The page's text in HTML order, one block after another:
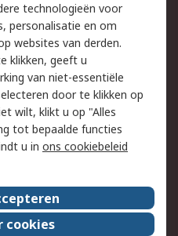
Email veiligheid
Websitevoorwaarden
Over ons
technologieën voor
personalisatie en om
websites van derden.
klikken, geeft u
van niet-essentiële
door te klikken op
wilt, klikt u op "Alles
tot bepaalde functies
u in ons cookiebeleid
cookies